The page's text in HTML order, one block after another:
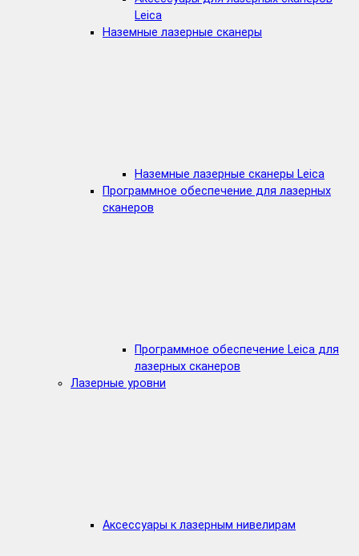
Leica
Наземные лазерные сканеры
Наземные лазерные сканеры Leica
Программное обеспечение для лазерных
сканеров
Программное обеспечение Leica для
лазерных сканеров
Лазерные уровни
Аксессуары к лазерным нивелирам